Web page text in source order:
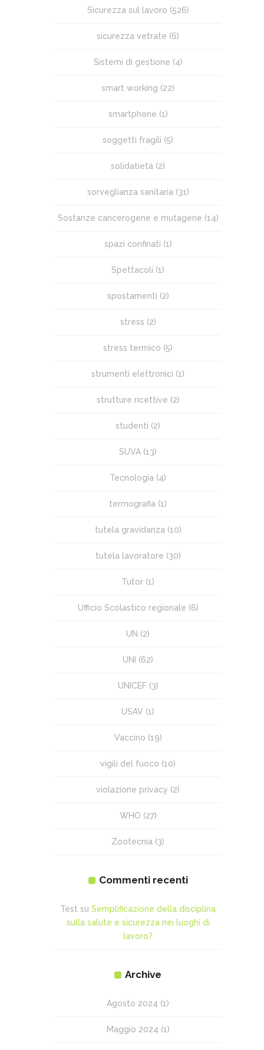
Sicurezza sul lavoro (526)
sicurezza vetrate (6)
Sistemi di gestione (4)
smart working (22)
smartphone (1)
soggetti fragili (5)
solidatietà (2)
sorveglianza sanitaria(31)
Sostanze cancerogene e mutagene (14)
spazi confinati (1)
Spettacoli (1)
spostamenti (2)
stress (2)
stress termico (5)
strumenti elettronici (1)
strutture ricettive (2)
studenti (2)
SUVA (13)
Tecnologia (4)
termografia (1)
tutela gravidanza(10)
tutela lavoratore (30)
Tutor (1)
Ufficio Scolastico regionale (6)
UN (2)
UNI (62)
UNICEF(3)
USAV (1)
Vaccino (19)
vigili del fuoco (10)
violazione privacy (2)
WHO (27)
Zootecnia (3)
Commenti recenti
Test su Semplificazione della disciplina
sulla salute e sicurezza nei luoghi di
lavoro?
Archive
Agosto 2024 (1)
Maggio 2024 (1)